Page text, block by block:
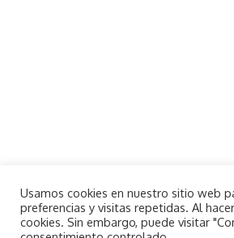
Usamos cookies en nuestro sitio web
preferencias y visitas repetidas. Al
cookies. Sin embargo, puede visitar